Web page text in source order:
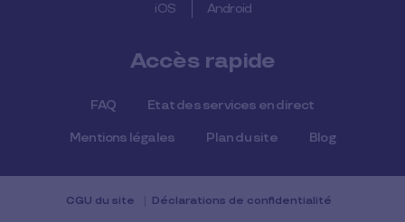
iOS Android
Accès rapide
FAQ Etat des services en direct
Mentions légales Plan du site Blog
CGU du site Déclarations de confidentialité